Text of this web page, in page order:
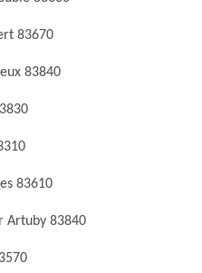
83670
83840
83610
Artuby 83840